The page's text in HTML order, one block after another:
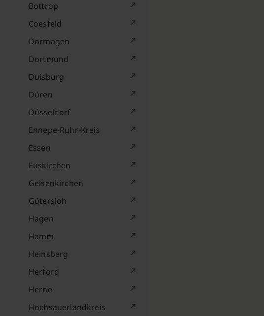
Bottrop
Coesfeld
Dormagen
Dortmund
Duisburg
Düren
Düsseldorf
Ennepe-Ruhr-Kreis
Essen
Euskirchen
Gelsenkirchen
Gütersloh
Hagen
Hamm
Heinsberg
Herford
Herne
Hochsauerlandkreis